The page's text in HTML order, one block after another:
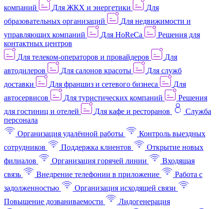
компаний
Для ЖКХ и энергетики
Для
образовательных организаций
Для недвижимости и
управляющих компаний
Для HoReCa
Решения для
контактных центров
Для телеком-операторов и провайдеров
Для
автодилеров
Для салонов красоты
Для служб
доставки
Для франшиз и сетевого бизнеса
Для
автосервисов
Для туристических компаний
Решения
для гостиниц и отелей
Для кафе и ресторанов
Служба
персонала
Организация удалённой работы
Контроль выездных
сотрудников
Поддержка клиентов
Открытие новых
филиалов
Организация горячей линии
Входящая
связь
Внедрение телефонии в приложение
Работа с
задолженностью
Организация исходящей связи
Повышение дозваниваемости
Лидогенерация